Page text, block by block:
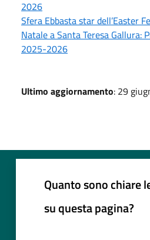
2026
Sfera Ebbasta star dell’Easter
Natale a Santa Teresa Gallura:
2025-2026
Ultimo aggiornamento: 29
Quanto sono chiare
su questa pagina?